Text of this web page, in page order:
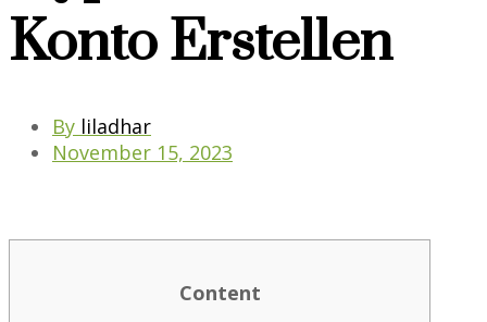
Konto Erstellen
By liladhar
November 15, 2023
Content